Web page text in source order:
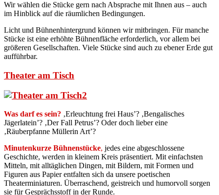
Wir wählen die Stücke gern nach Absprache mit Ihnen aus – auch
im Hinblick auf die räumlichen Bedingungen.
Licht und Bühnenhintergrund können wir mitbringen. Für manche
Stücke ist eine erhöhte Bühnenfläche erforderlich, vor allem bei
größeren Gesellschaften. Viele Stücke sind auch zu ebener Erde gut
aufführbar.
Theater am Tisch
Was darf es sein? ‚Erleuchtung frei Haus’? ‚Bengalisches
Jägerlatein’? ‚Der Fall Petrus’? Oder doch lieber eine
‚Räuberpfanne Müllerin Art’?
Minutenkurze Bühnenstücke, jedes eine abgeschlossene
Geschichte, werden in kleinem Kreis präsentiert. Mit einfachsten
Mitteln, mit alltäglichen Dingen, mit Bildern, mit Formen und
Figuren aus Papier entfalten sich da unsere poetischen
Theaterminiaturen. Überraschend, geistreich und humorvoll sorgen
sie für Gesprächsstoff in der Runde.